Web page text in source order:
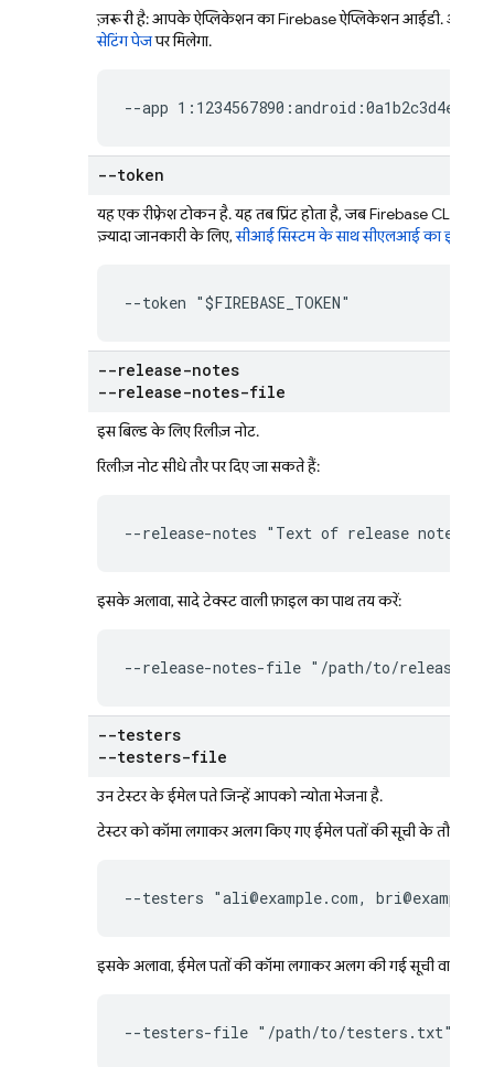
ज़रूरी है: आपके ऐप्लिकेशन का Firebase ऐप्लिकेशन आईडी.
सेटिंग पेजपर मिलेगा.
--app
--token
यह एक रीफ़्रेश टोकन है. यह तब प्रिंट होता है, जबFirebaseCLI की
ज़्यादा जानकारी के लिए,सीआई सिस्टम के साथ सीएलआई का
--token "$FIREBASE_TOKEN"
--release-notes
--release-notes-file
इस बिल्ड के लिए रिलीज़ नोट.
रिलीज़ नोट सीधे तौर पर दिए जा सकते हैं:
--release-notes "Text of release notes"
इसके अलावा, सादे टेक्स्ट वाली फ़ाइल का पाथ तय करें:
--release-notes-file "/path/to/release-
--testers
--testers-file
उन टेस्टर के ईमेल पते जिन्हें आपको न्योता भेजना है.
टेस्टर को कॉमा लगाकर अलग किए गए ईमेल पतों की सूची के तौर पर
--testers "ali@example.com,
इसके अलावा, ईमेल पतों की कॉमा लगाकर अलग की गई सूची वाली सादे
--testers-file "/path/to/testers.txt"